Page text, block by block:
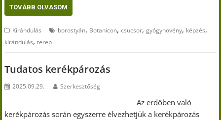
TOVÁBB OLVASOM
Kirándulás borostyán, Botanicon,csucsor,gyógynövény, képzés,
kirándulás,terep
Tudatos kerékpározás
2025.09.29. Szerkesztőség
Az erdőben való
kerékpározás során egyszerre élvezhetjük a kerékpározás